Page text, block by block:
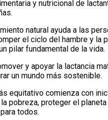
y nutricional de
natural ayuda a las
el ciclo del hambre y la
pilar fundamental de la vida.
y apoyar la lactancia
un mundo más sostenible.
equitativo comienza con
pobreza, proteger el
todos.